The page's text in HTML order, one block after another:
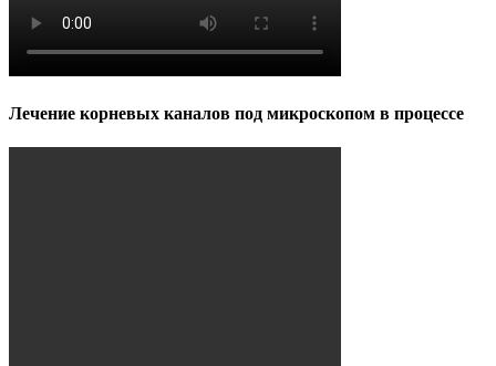
Лечение корневых каналов под микроскопом в процессе